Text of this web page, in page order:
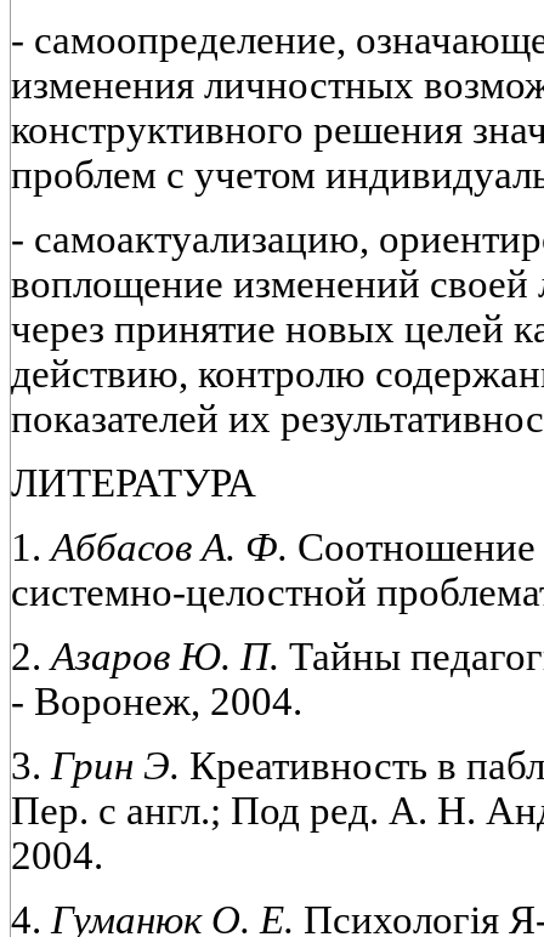
- самоопределение,
изменения личностных
конструктивного решения
проблем с учетом
- самоактуализацию,
воплощение изменений своей
через принятие новых целей
действию, контролю
показателей их
ЛИТЕРАТУРА
1.Аббасов А. Ф. Соотношение
системно-целостной
2.Азаров Ю. П. Тайны
- Воронеж, 2004.
3.Грин Э. Креативность в
Пер. с англ.; Под ред. А. Н.
2004.
4.Гуманюк О. Е. Психологія